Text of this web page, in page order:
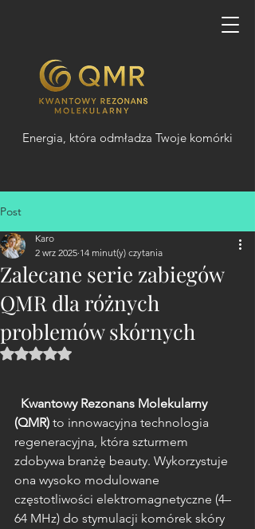
Energia, która odmładza Twoje komórki
Post
Zalecane serie zabiegów
QMR dla różnych
problemów skórnych
Karo
2 wrz 2025 14 minut(y) czytania
Oceniono na NaN z 5 gwiazdek.
(QMR) to innowacyjna technologia
regeneracyjna, która szturmem
zdobywa branżę beauty. Wykorzystuje
ona wysoko modulowane
częstotliwości elektromagnetyczne (4–
64 MHz) do stymulacji komórek skóry